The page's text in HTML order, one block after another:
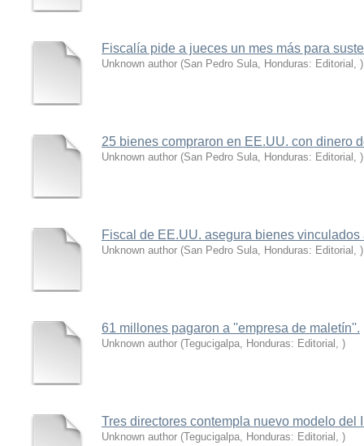
Fiscalía pide a jueces un mes más para
Unknown author (San Pedro Sula, Honduras: Editorial , )
25 bienes compraron en EE.UU. con dinero
Unknown author (San Pedro Sula, Honduras: Editorial , )
Fiscal de EE.UU. asegura bienes vinculados
Unknown author (San Pedro Sula, Honduras: Editorial , )
61 millones pagaron a ''empresa de maletín''.
Unknown author (Tegucigalpa, Honduras: Editorial , )
Tres directores contempla nuevo modelo del
Unknown author (Tegucigalpa, Honduras: Editorial , )